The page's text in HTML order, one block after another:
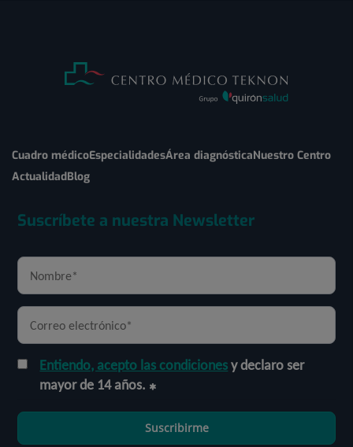
Cuadro médicoEspecialidadesÁrea diagnósticaNuestro Centro
ActualidadBlog
Suscríbete a nuestra Newsletter
Entiendo, acepto las condicionesy declaro ser
mayor de 14 años.
Suscribirme